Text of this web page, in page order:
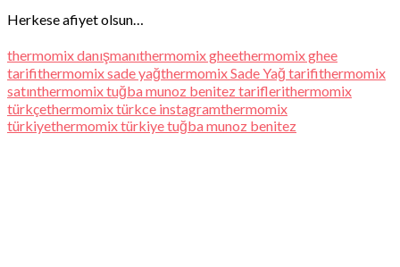
Herkese afiyet olsun…
thermomix danışmanıthermomix gheethermomix ghee
tarifithermomix sade yağthermomix Sade Yağ tarifithermomix
satınthermomix tuğba munoz benitez tariflerithermomix
türkçethermomix türkce instagramthermomix
türkiyethermomix türkiye tuğba munoz benitez